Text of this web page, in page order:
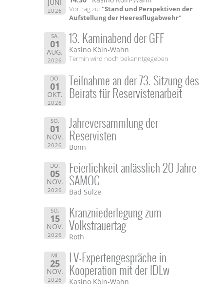
JUNI
2026 Vortrag zu: "Stand und Perspektiven der
Aufstellung der Heeresflugabwehr"
SA.
01
AUG.
2026
13. Kaminabend der GFF
Kasino Köln-Wahn
Termin wird noch bekanntgegeben.
DO.
01
OKT.
2026
Teilnahme an der 73. Sitzung des
Beirats für Reservistenarbeit
SO.
01
NOV.
2026
Jahreversammlung der
Reservisten
Bonn
DO.
05
NOV.
2026
Feierlichkeit anlässlich 20 Jahre
SAMOC
Bad Sülze
SO.
15
NOV.
2026
Kranzniederlegung zum
Volkstrauertag
Roth
MI.
25
NOV.
2026
LV-Expertengespräche in
Kooperation mit der IDLw
Kasino Köln-Wahn